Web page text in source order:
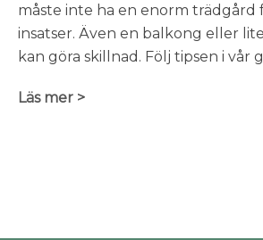
måste inte ha en enorm trädgård
insatser. Även en balkong eller
kan göra skillnad. Följ tipsen i vår
Läs mer >